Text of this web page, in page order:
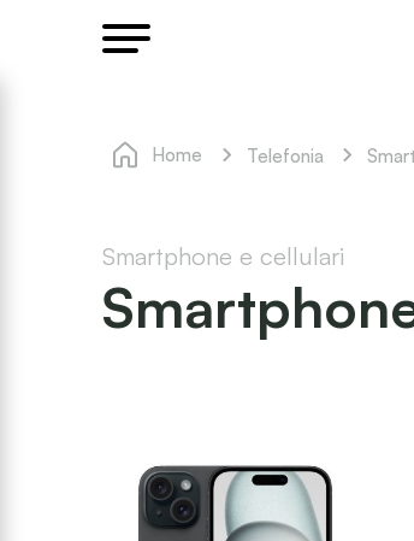
Home Telefonia
Smartphone e cellulari